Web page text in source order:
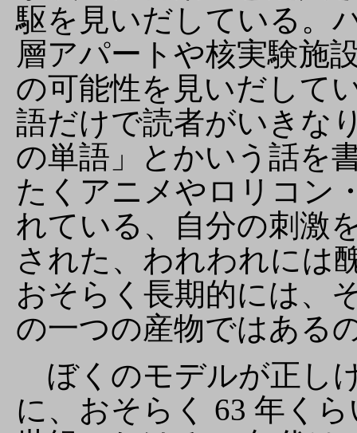
駆を見いだしている。
層アパートや核実験施
の可能性を見いだして
語だけで読者がいきな
の単語」とかいう話を
たくアニメやロリコン
れている、自分の刺激
された、われわれには
おそらく長期的には、
の一つの産物ではある
ぼくのモデルが正し
に、おそらく 63 年く